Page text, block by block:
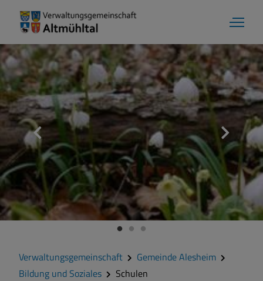
Gemeinde Alesheim
Grußwort
Kontakt
Zahlen und Daten
Geschichte
Verwaltungsgemeinschaft
Gemeinde Alesheim
Bildung und Soziales
Schulen